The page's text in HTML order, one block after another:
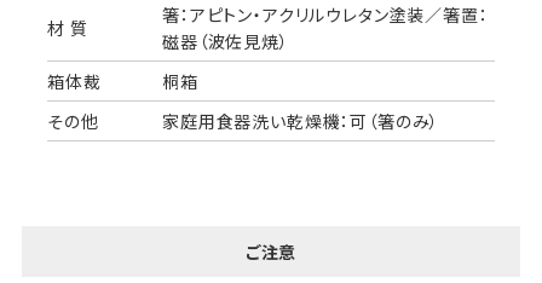
材 質
箸：アピトン・アクリルウレタン塗装／箸置：
磁器（波佐見焼）
箱体裁
桐箱
その他
家庭用食器洗い乾燥機：可（箸のみ）
ご注意